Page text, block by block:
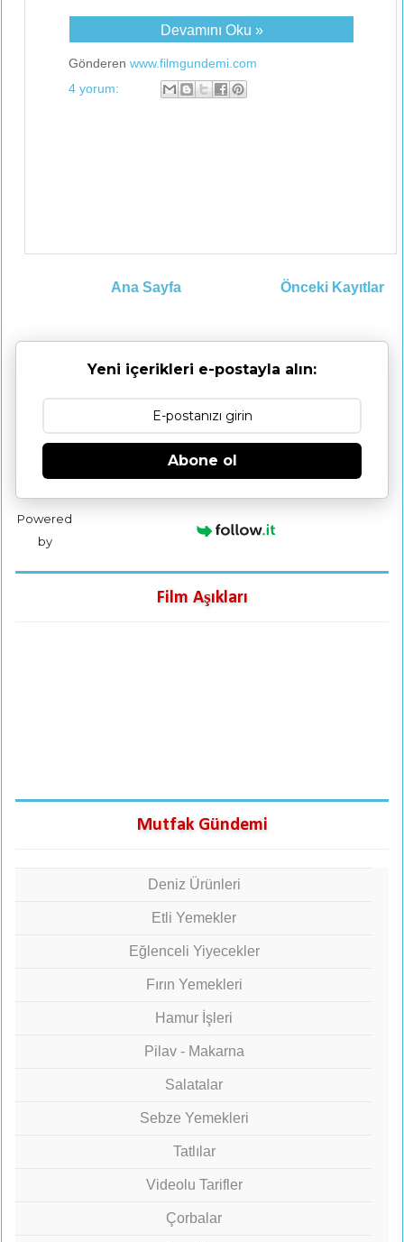
Devamını Oku »
Gönderen www.filmgundemi.com
4 yorum:
Önceki Kayıtlar
Ana Sayfa
Yeni içerikleri e-postayla alın:
Abone ol
Powered
by
Film Aşıkları
Mutfak Gündemi
Deniz Ürünleri
Etli Yemekler
Eğlenceli Yiyecekler
Fırın Yemekleri
Hamur İşleri
Pilav - Makarna
Salatalar
Sebze Yemekleri
Tatlılar
Videolu Tarifler
Çorbalar